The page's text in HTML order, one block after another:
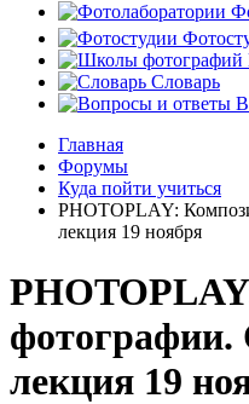
Словарь
Главная
Форумы
Куда пойти учиться
PHOTOPLAY:
лекция 19 ноября
лекция 19